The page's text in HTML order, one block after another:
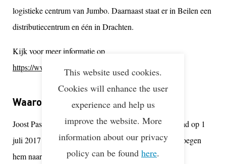
logistieke centrum van Jumbo. Daarnaast staat er in Beilen een
distributiecentrum en één in Drachten.
Kijk voor meer informatie op
https://www.jumbosupermarkten.nl/
Waarom Lean & Green?
Joost Pastoor, Hoofd Transportservices van Jumbo, trad op 1
juli 2017 aan als Lean & Green Ambassadeur. Wij vroegen
hem naar zijn missie:
This website used cookies.
Cookies will enhance the user
experience and help us
improve the website. More
information about our privacy
policy can be found here.